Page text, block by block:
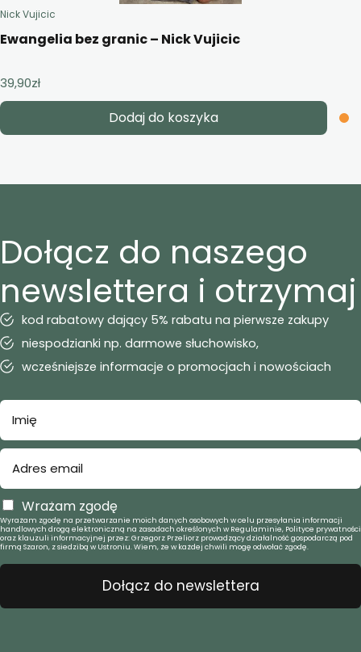
Nick Vujicic
Ewangelia bez granic – Nick Vujicic
39,90zł
Dodaj do koszyka
Dołącz do naszego
newslettera i otrzymaj
kod rabatowy dający 5% rabatu na pierwsze zakupy
niespodzianki np. darmowe słuchowisko,
wcześniejsze informacje o promocjach i nowościach
Wrażam zgodę
Wyrażam zgodę na przetwarzanie moich danych osobowych w celu przesyłania informacji
handlowych drogą elektroniczną na zasadach określonych w Regulaminie, Polityce prywatności
oraz klauzuli informacyjnej przez: Grzegorz Przeliorz prowadzący działalność gospodarczą pod
firmą Szaron, z siedzibą w Ustroniu. Wiem, że w każdej chwili mogę odwołać zgodę.
Dołącz do newslettera